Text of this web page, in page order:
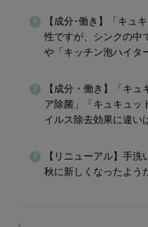
【成分･働き】「キュ
性ですが、シンクの中
や「キッチン泡ハイタ
【成分・働き】「キ
ア除菌」「キュキュッ
イルス除去効果に違
【リニューアル】手
秋に新しくなったよう